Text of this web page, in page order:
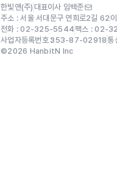
한빛앤(주) 대표이사 임백준
주소 : 서울 서대문구 연희로2길 62
전화 : 02-325-5544팩스 : 02-
사업자등록번호 :353-87-02918통
©2026 HanbitN Inc